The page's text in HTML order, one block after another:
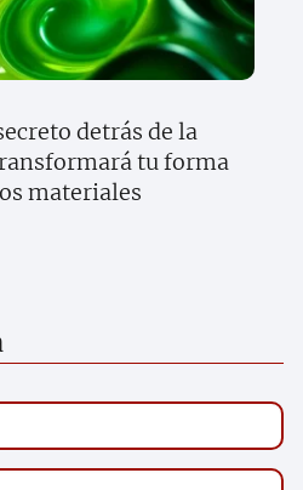
detrás de la
tu forma
materiales